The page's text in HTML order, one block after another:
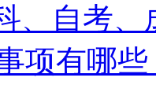
、自考
项有哪些